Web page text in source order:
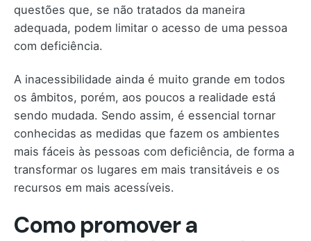
questões que, se não tratados da maneira
adequada, podem limitar o acesso de uma pessoa
com deficiência.
A inacessibilidade ainda é muito grande em todos
os âmbitos, porém, aos poucos a realidade está
sendo mudada. Sendo assim, é essencial tornar
conhecidas as medidas que fazem os ambientes
mais fáceis às pessoas com deficiência, de forma a
transformar os lugares em mais transitáveis e os
recursos em mais acessíveis.
Como promover a